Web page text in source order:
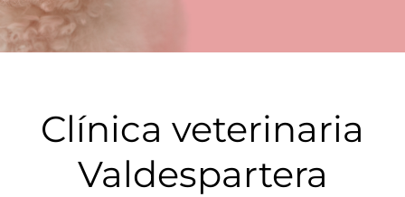
Clínica veterinaria
Valdespartera